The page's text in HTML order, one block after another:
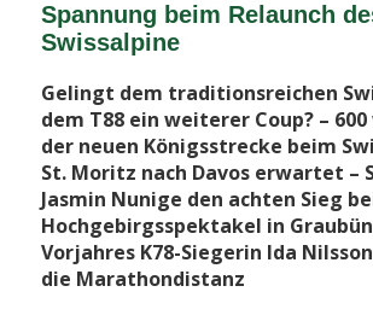
Spannung beim Relaunch
Swissalpine
Gelingt dem traditionsreichen
dem T88 ein weiterer Coup? –
der neuen Königsstrecke beim
St. Moritz nach Davos erwartet –
Jasmin Nunige den achten Sieg
Hochgebirgsspektakel in
Vorjahres K78-Siegerin Ida
die Marathondistanz